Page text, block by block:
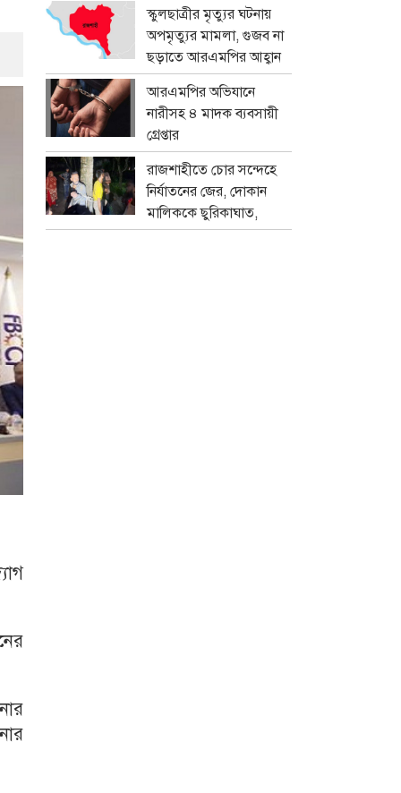
স্কুলছাত্রীর মৃত্যুর ঘটনায়
অপমৃত্যুর মামলা, গুজব না
ছড়াতে আরএমপির আহ্বান
আরএমপির অভিযানে
নারীসহ ৪ মাদক ব্যবসায়ী
গ্রেপ্তার
রাজশাহীতে চোর সন্দেহে
নির্যাতনের জের, দোকান
মালিককে ছুরিকাঘাত,
মামলা